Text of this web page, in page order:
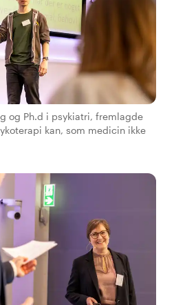
og Ph.d i psykiatri, fremlagde
kan, som medicin ikke